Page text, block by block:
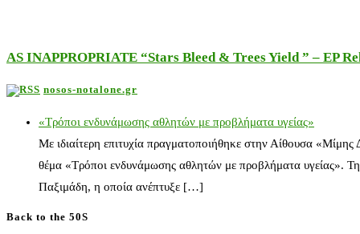
AS INAPPROPRIATE “Stars Bleed & Trees Yield ” – EP
nosos-notalone.gr
«Τρόποι ενδυνάμωσης αθλητών με προβλήματα υγείας»
Με ιδιαίτερη επιτυχία πραγματοποιήθηκε στην Αίθουσα
θέμα «Τρόποι ενδυνάμωσης αθλητών με προβλήματα υγείας».
Παξιμάδη, η οποία ανέπτυξε […]
Back to the 50S